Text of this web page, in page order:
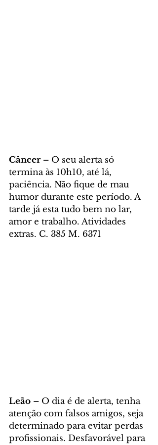
Câncer – O seu alerta só
termina às 10h10, até lá,
paciência. Não fique de mau
humor durante este período. A
tarde já esta tudo bem no lar,
amor e trabalho. Atividades
extras. C. 385 M. 6371
Leão – O dia é de alerta, tenha
atenção com falsos amigos, seja
determinado para evitar perdas
profissionais. Desfavorável para